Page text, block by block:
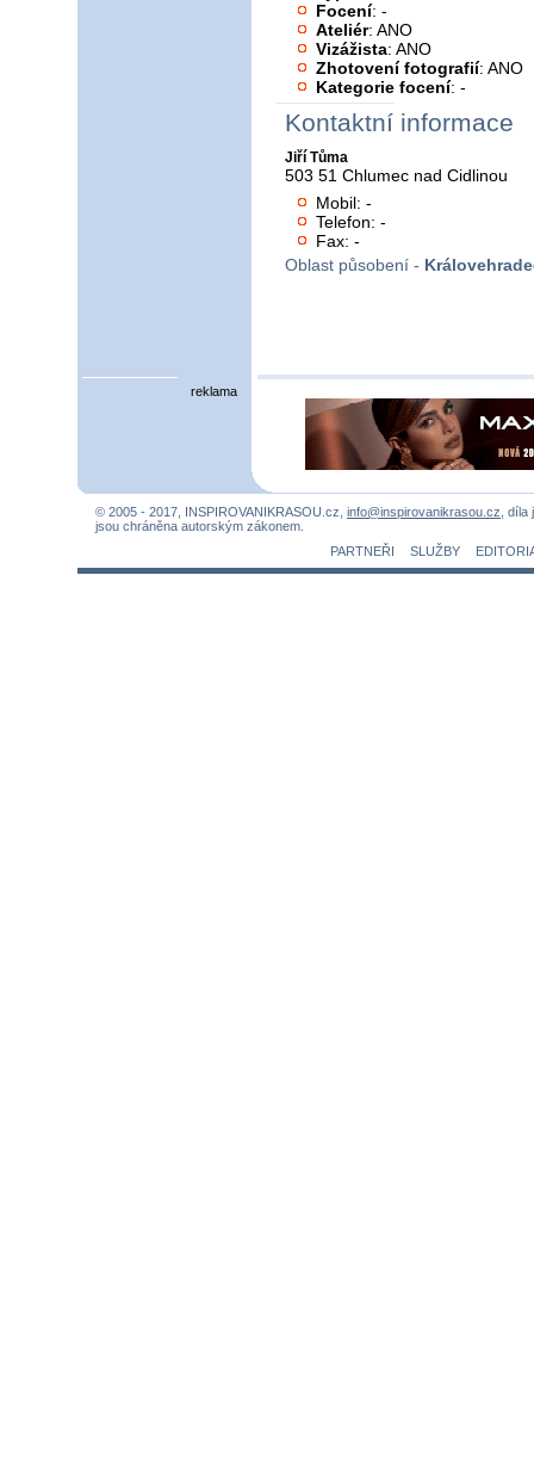
Focení: -
Ateliér: ANO
Vizážista: ANO
Zhotovení fotografií: ANO
Kategorie focení: -
Kontaktní informace
Jiří Tůma
503 51 Chlumec nad Cidlinou
Mobil: -
Telefon: -
Fax: -
Oblast působení -
reklama
© 2005 - 2017, INSPIROVANIKRASOU.cz, info@inspirovanikrasou.cz ,
jsou chráněna autorským zákonem.
PARTNEŘI
SLUŽBY